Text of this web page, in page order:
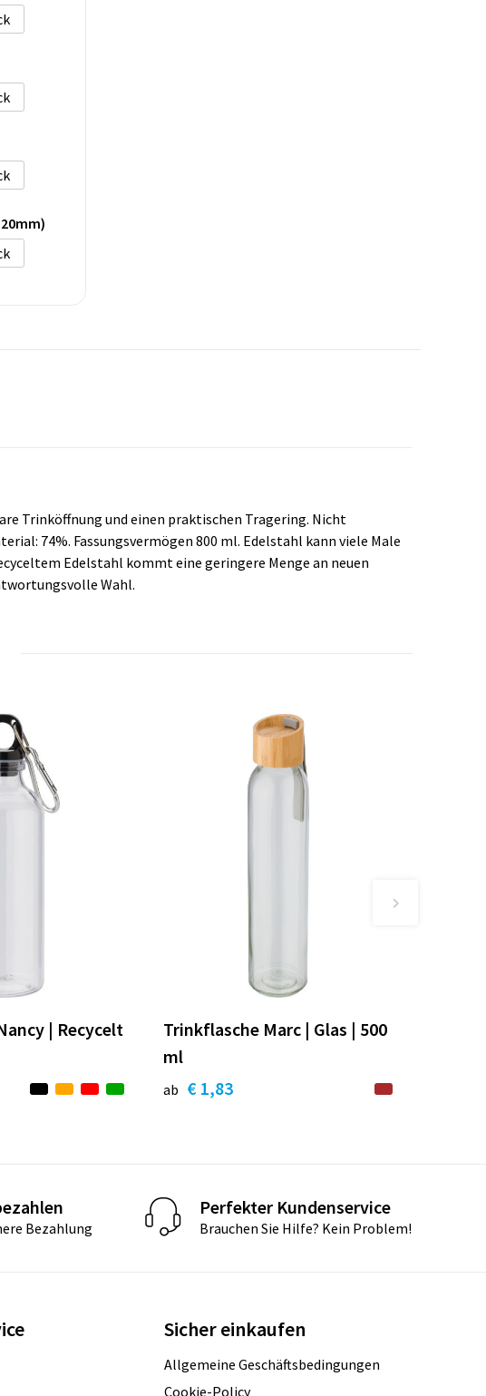
Trinköffnung und einen praktischen Tragering. Nicht
74%. Fassungsvermögen 800 ml. Edelstahl kann viele Male
Edelstahl kommt eine geringere Menge an neuen
Wahl.
| Recycelt
Trinkflasche Marc | Glas | 500
ml
ab € 1,83
Bezahlung
Perfekter Kundenservice
Brauchen Sie Hilfe? Kein Problem!
Sicher einkaufen
Allgemeine Geschäftsbedingungen
Cookie-Policy